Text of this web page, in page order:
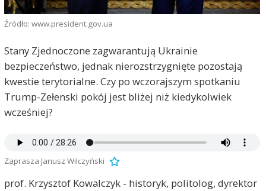
Źródło: www.president.gov.ua
Stany Zjednoczone zagwarantują Ukrainie
bezpieczeństwo, jednak nierozstrzygnięte pozostają
kwestie terytorialne. Czy po wczorajszym spotkaniu
Trump-Zełenski pokój jest bliżej niż kiedykolwiek
wcześniej?
Zaprasza Janusz Wilczyński
prof. Krzysztof Kowalczyk - historyk, politolog, dyrektor